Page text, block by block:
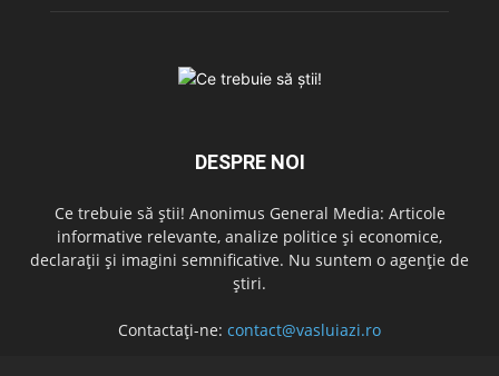
DESPRE NOI
Ce trebuie să știi! Anonimus General Media: Articole
informative relevante, analize politice și economice,
declarații și imagini semnificative. Nu suntem o agenție de
știri.
Contactați-ne: contact@vasluiazi.ro